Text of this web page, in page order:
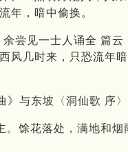
年，暗中偷换。
尝见一士人诵全 篇
风几时来，只恐流年
与东坡〈洞仙歌 序
馀花落处，满地和